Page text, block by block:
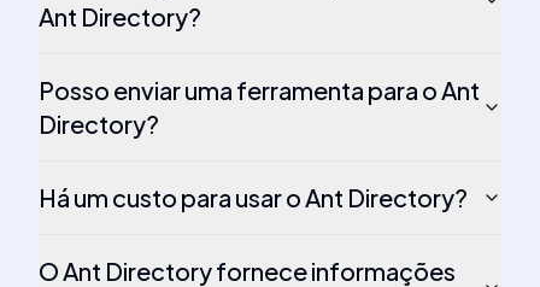
Ant Directory?
Posso enviar uma ferramenta para o Ant
Directory?
Há um custo para usar o Ant Directory?
O Ant Directory fornece informações